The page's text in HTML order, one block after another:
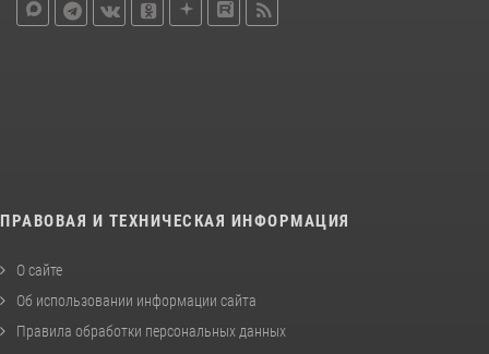
ПРАВОВАЯ И ТЕХНИЧЕСКАЯ ИНФОРМАЦИЯ
О сайте
Об использовании информации сайта
Правила обработки персональных данных